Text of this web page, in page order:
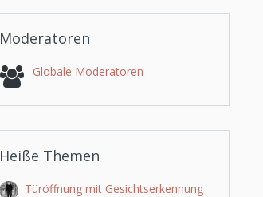
Moderatoren
Globale Moderatoren
Heiße Themen
Türöffnung mit Gesichtserkennung